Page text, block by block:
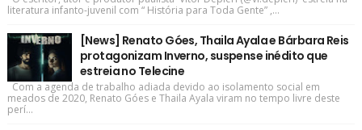
literatura infanto-juvenil com “ História para Toda Gente” ,...
[News] Renato Góes, Thaila Ayala e Bárbara Reis
protagonizam Inverno, suspense inédito que
estreia no Telecine
Com a agenda de trabalho adiada devido ao isolamento social em
meados de 2020, Renato Góes e Thaila Ayala viram no tempo livre deste
perí...